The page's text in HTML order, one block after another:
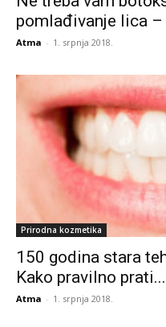
pomlađivanje lica –
Atma - 1. srpnja 2018.
Prirodna kozmetika
150 godina stara
Kako pravilno prati...
Atma - 1. srpnja 2018.